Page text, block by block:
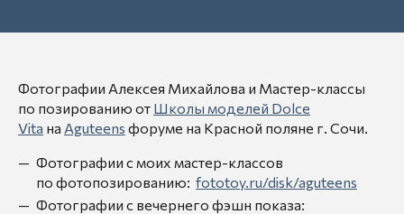
Фотографии Алексея Михайлова и Мастер-классы
по позированию от Школы моделей Dolce
Vita на Aguteens форуме на Красной поляне г. Сочи.
Фотографии с моих мастер-классов
по фотопозированию: fototoy.ru/disk/aguteens
Фотографии с вечернего фэшн показа: